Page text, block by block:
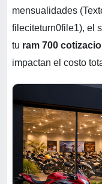
mensualidades
fileciteturn0file1), el
tu ram 700
impactan el costo